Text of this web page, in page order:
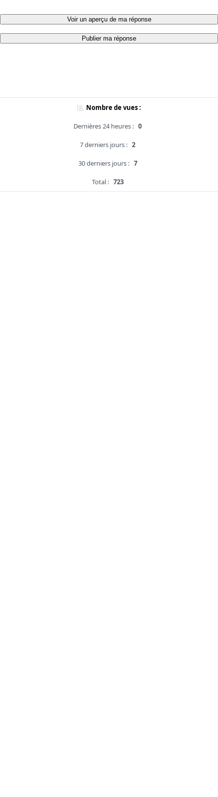
Voir un aperçu de ma réponse
Publier ma réponse
Nombre de vues :
Dernières 24 heures : 0
7 derniers jours : 2
30 derniers jours : 7
Total : 723